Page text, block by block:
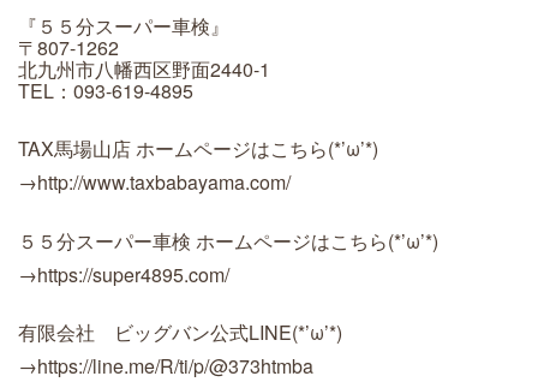
『５５分スーパー車検』
〒807-1262
北九州市八幡西区野面2440-1
TEL：093-619-4895
TAX馬場山店 ホームページはこちら(*’ω’*)
→http://www.taxbabayama.com/
５５分スーパー車検 ホームページはこちら(*’ω’*)
→https://super4895.com/
有限会社 ビッグバン公式LINE(*’ω’*)
→https://line.me/R/ti/p/@373htmba